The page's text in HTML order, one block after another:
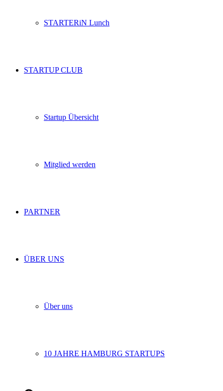
STARTERiN Lunch
STARTUP CLUB
Startup Übersicht
Mitglied werden
PARTNER
ÜBER UNS
Über uns
10 JAHRE HAMBURG STARTUPS